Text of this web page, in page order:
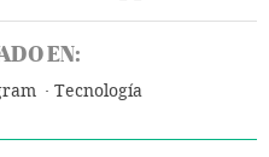
EN:
Tecnología